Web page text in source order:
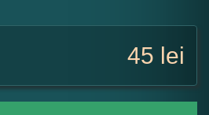
45 lei